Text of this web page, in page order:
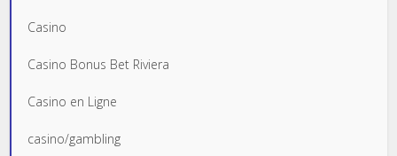
Casino
Casino Bonus Bet Riviera
Casino en Ligne
casino/gambling